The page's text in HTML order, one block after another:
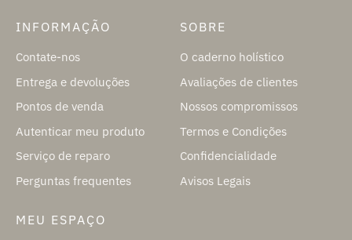
INFORMAÇÃO
Contate-nos
Entrega e devoluções
Pontos de venda
Autenticar meu produto
Serviço de reparo
Perguntas frequentes
SOBRE
O caderno holístico
Avaliações de clientes
Nossos compromissos
Termos e Condições
Confidencialidade
Avisos Legais
MEU ESPAÇO